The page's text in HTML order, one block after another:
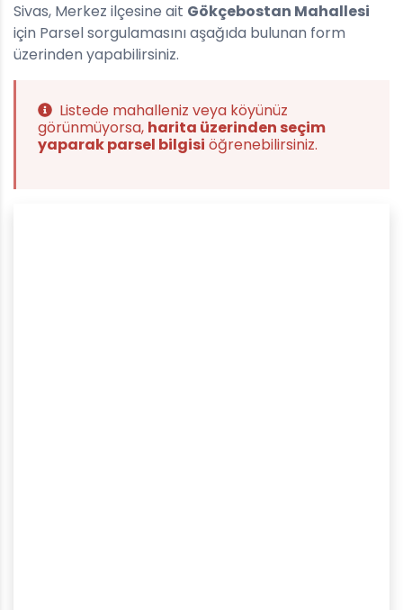
Sivas, Merkez ilçesine ait Gökçebostan Mahallesi
için Parsel sorgulamasını aşağıda bulunan form
üzerinden yapabilirsiniz.
Listede mahalleniz veya köyünüz
görünmüyorsa, harita üzerinden seçim
yaparak parsel bilgisi öğrenebilirsiniz.